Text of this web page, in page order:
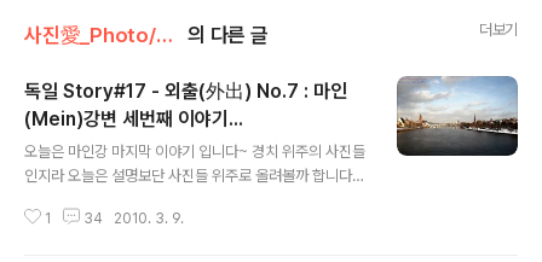
사진愛_Photo/Story#3 - Germany~★ 의 다른 글 더보기
독일 Story#17 - 외출(外出) No.7 : 마인
(Mein)강변 세번째 이야기...
오늘은 마인강 마지막 이야기 입니다~ 경치 위주의 사진들
인지라 오늘은 설명보단 사진들 위주로 올려볼까 합니다^^
네요 어제에 이어 오늘도 말씀드립니다. 둘째의 출산예정
1 34 2010. 3. 9.